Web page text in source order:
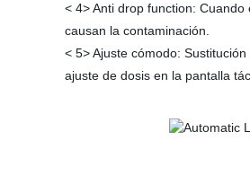
< 4> Anti drop function:
causan la contaminación.
< 5> Ajuste cómodo:
ajuste de dosis en la pantalla